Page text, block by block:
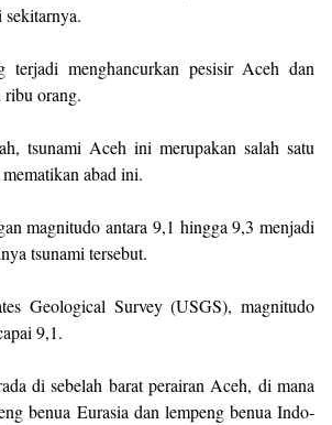
sekitarnya.
terjadi menghancurkan pesisir Aceh dan
ribu orang.
tsunami Aceh ini merupakan salah satu
abad ini.
magnitudo antara 9,1 hingga 9,3 menjadi
tsunami tersebut.
Geological Survey (USGS), magnitudo
9,1.
di sebelah barat perairan Aceh, di mana
benua Eurasia dan lempeng benua Indo-